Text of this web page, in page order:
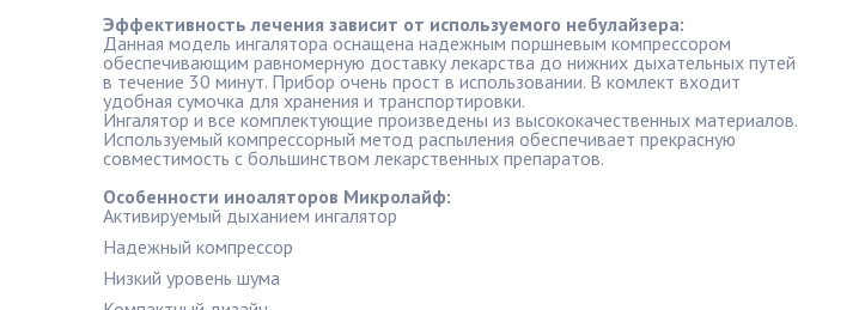
Эффективность лечения зависит от используемого небулайзера:
Данная модель ингалятора оснащена надежным поршневым компрессором
обеспечивающим равномерную доставку лекарства до нижних дыхательных путей
в течение 30 минут. Прибор очень прост в использовании. В комлект входит
удобная сумочка для хранения и транспортировки.
Ингалятор и все комплектующие произведены из высококачественных материалов.
Используемый компрессорный метод распыления обеспечивает прекрасную
совместимость с большинством лекарственных препаратов.
Особенности иноаляторов Микролайф:
Активируемый дыханием ингалятор
Надежный компрессор
Низкий уровень шума